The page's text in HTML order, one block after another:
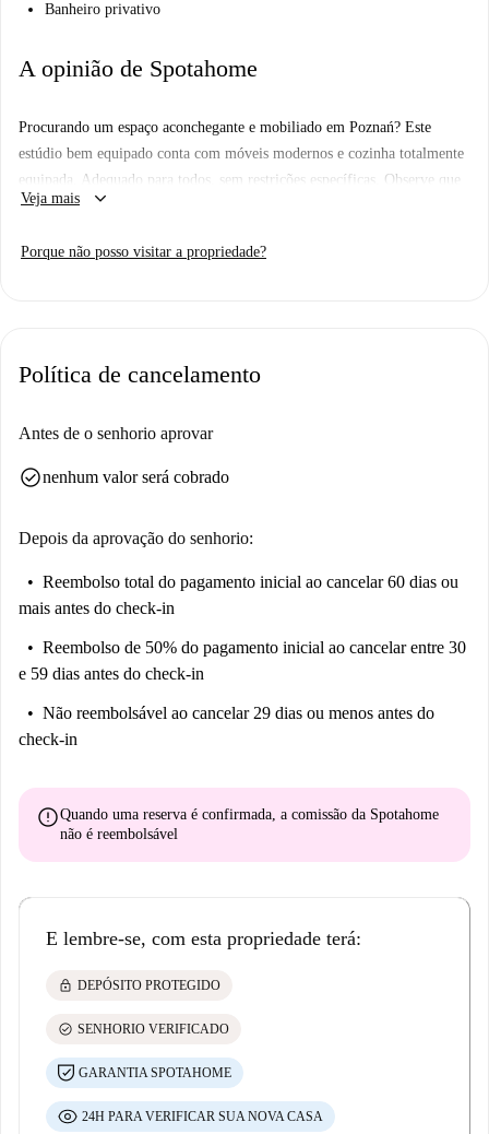
Banheiro privativo
A opinião de Spotahome
Procurando um espaço aconchegante e mobiliado em Poznań? Este
estúdio bem equipado conta com móveis modernos e cozinha totalmente
equipada. Adequado para todos, sem restrições específicas. Observe que
as contas de luz, gás, água e Wi-Fi são pagas ao proprietário como uma
processo completo de seleção para sua tranquilidade.
gastronômica e aproveite a conveniência das comodidades próximas!
Veja mais keyboard_arrow_down
Porque não posso visitar a propriedade?
Política de cancelamento
Antes de o senhorio aprovar
check_circlenenhum valor será cobrado
Depois da aprovação do senhorio:
Reembolso total do pagamento inicial ao cancelar 60 dias ou
mais antes do check-in
Reembolso de 50% do pagamento inicial ao cancelar entre 30
e 59 dias antes do check-in
Não reembolsável ao cancelar 29 dias ou menos antes do
check-in
errorQuando uma reserva é confirmada, a comissão da Spotahome
não é reembolsável
E lembre-se, com esta propriedade terá:
lock DEPÓSITO PROTEGIDO
check_circle SENHORIO VERIFICADO
GARANTIA SPOTAHOME
24H PARA VERIFICAR SUA NOVA CASA